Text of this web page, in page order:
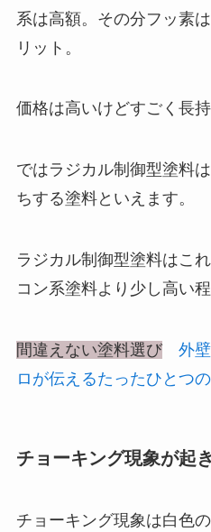
系は高額。その分フッ素
リット。
価格は高いけどすごく長
ではラジカル制御型塗料
ちする塗料といえます。
ラジカル制御型塗料はこ
コン系塗料より少し高い程
間違えない塗料選び
外
ロが伝えるたったひとつ
チョーキング現象が起
チョーキング現象は白色